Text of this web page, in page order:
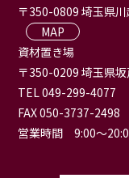
〒350-0809 埼玉県
MAP
資材置き場
〒350-0209 埼玉県
TEL 049-299-4077
FAX 050-3737-2498
営業時間 9:00〜